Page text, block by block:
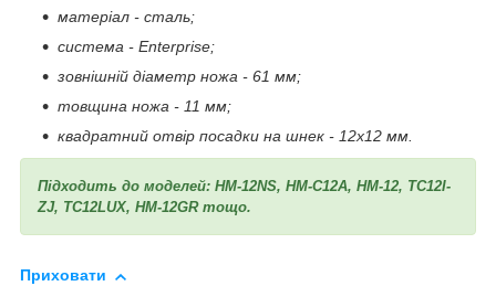
матеріал - сталь;
система - Enterprise;
зовнішній діаметр ножа - 61 мм;
товщина ножа - 11 мм;
квадратний отвір посадки на шнек - 12x12 мм.
Підходить до моделей: HM-12NS, HM-C12A, HM-12, TC12I-
ZJ, TC12LUX, HM-12GR тощо.
Приховати